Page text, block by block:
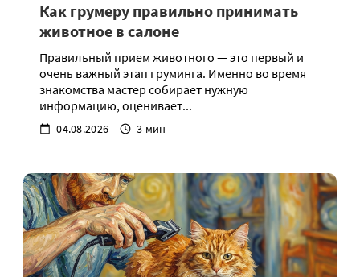
Как грумеру правильно принимать
животное в салоне
Правильный прием животного — это первый и
очень важный этап груминга. Именно во время
знакомства мастер собирает нужную
информацию, оценивает...
04.08.2026 3 мин